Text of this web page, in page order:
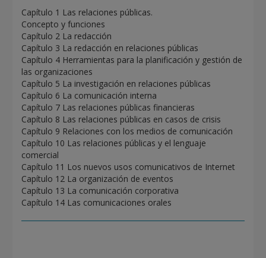
Capítulo 1 Las relaciones públicas.
Concepto y funciones
Capítulo 2 La redacción
Capítulo 3 La redacción en relaciones públicas
Capítulo 4 Herramientas para la planificación y gestión de
las organizaciones
Capítulo 5 La investigación en relaciones públicas
Capítulo 6 La comunicación interna
Capítulo 7 Las relaciones públicas financieras
Capítulo 8 Las relaciones públicas en casos de crisis
Capítulo 9 Relaciones con los medios de comunicación
Capítulo 10 Las relaciones públicas y el lenguaje
comercial
Capítulo 11 Los nuevos usos comunicativos de Internet
Capítulo 12 La organización de eventos
Capítulo 13 La comunicación corporativa
Capítulo 14 Las comunicaciones orales